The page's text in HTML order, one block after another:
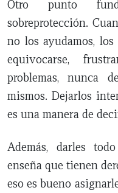
Otro punto
sobreprotección.
no los ayudamos,
equivocarse,
problemas, nunca
mismos. Dejarlos
es una manera de
Además, darles
enseña que tienen
eso es bueno